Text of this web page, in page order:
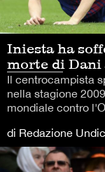
Iniesta ha
morte di Dani
Il centrocampista
nella stagione
mondiale contro
di Redazione